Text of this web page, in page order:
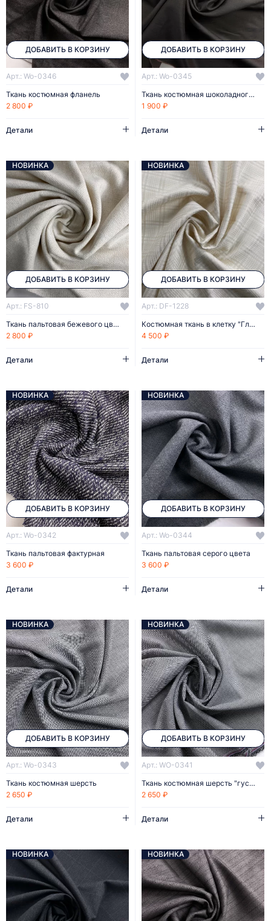
ДОБАВИТЬ В КОРЗИНУ
Арт.: Wo-0346
Ткань костюмная фланель
2 800 ₽
Детали
ДОБАВИТЬ В КОРЗИНУ
Арт.: Wo-0345
Ткань костюмная шоколадного цвета
1 900 ₽
Детали
ДОБАВИТЬ В КОРЗИНУ
НОВИНКА
Арт.: FS-810
Ткань пальтовая бежевого цвета
2 800 ₽
Детали
ДОБАВИТЬ В КОРЗИНУ
НОВИНКА
Арт.: DF-1228
Костюмная ткань в клетку "Гленчек"
4 500 ₽
Детали
ДОБАВИТЬ В КОРЗИНУ
НОВИНКА
Арт.: Wo-0342
Ткань пальтовая фактурная
3 600 ₽
Детали
ДОБАВИТЬ В КОРЗИНУ
НОВИНКА
Арт.: Wo-0344
Ткань пальтовая серого цвета
3 600 ₽
Детали
ДОБАВИТЬ В КОРЗИНУ
НОВИНКА
Арт.: Wo-0343
Ткань костюмная шерсть
2 650 ₽
Детали
ДОБАВИТЬ В КОРЗИНУ
НОВИНКА
Арт.: WO-0341
Ткань костюмная шерсть "гусиная лапка"
2 650 ₽
Детали
НОВИНКА НОВИНКА